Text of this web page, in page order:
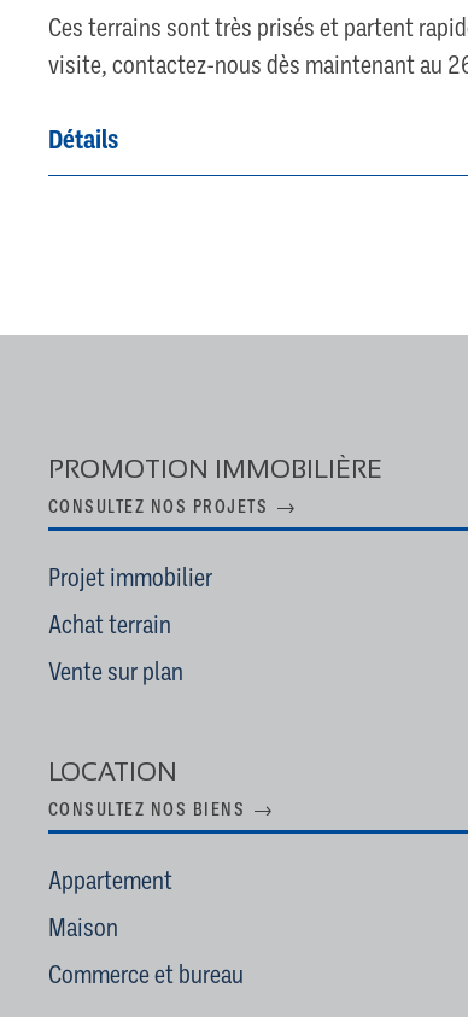
Ces terrains sont très prisés et partent
visite, contactez-nous dès maintenant au
Détails
PROMOTION IMMOBILIÈRE
CONSULTEZ NOS PROJETS
Projet immobilier
Achat terrain
Vente sur plan
LOCATION
CONSULTEZ NOS BIENS
Appartement
Maison
Commerce et bureau